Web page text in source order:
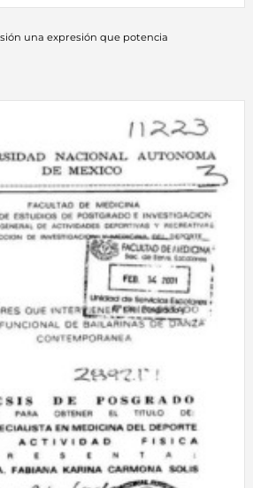
una expresión que potencia